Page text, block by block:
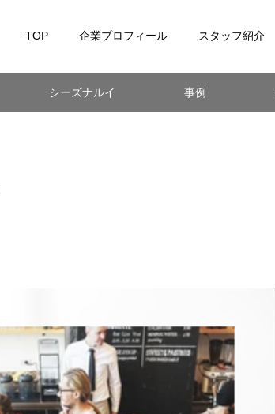
TOP 企業プロフィール スタッフ紹介
シーズナルイ 事例